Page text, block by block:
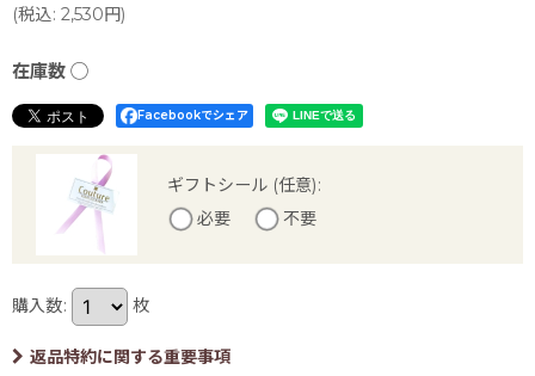
(税込: 2,530円)
在庫数 ◯
Facebookでシェア
ギフトシール (任意):
必要
不要
購入数: 枚
返品特約に関する重要事項